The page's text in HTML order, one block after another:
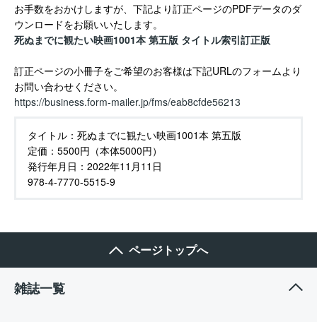
お手数をおかけしますが、下記より訂正ページのPDFデータのダ
ウンロードをお願いいたします。
死ぬまでに観たい映画1001本 第五版 タイトル索引訂正版
訂正ページの小冊子をご希望のお客様は下記URLのフォームより
お問い合わせください。
https://business.form-mailer.jp/fms/eab8cfde56213
タイトル： 死ぬまでに観たい映画1001本 第五版
定価： 5500円（本体5000円）
発行年月日： 2022年11月11日
978-4-7770-5515-9
ページトップへ
雑誌一覧